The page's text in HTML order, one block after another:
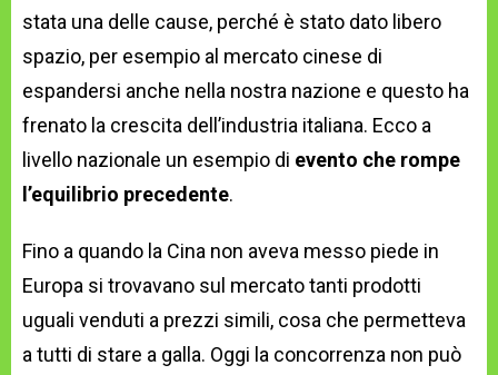
stata una delle cause, perché è stato dato libero
spazio, per esempio al mercato cinese di
espandersi anche nella nostra nazione e questo ha
frenato la crescita dell’industria italiana. Ecco a
livello nazionale un esempio di evento che rompe
l’equilibrio precedente.
Fino a quando la Cina non aveva messo piede in
Europa si trovavano sul mercato tanti prodotti
uguali venduti a prezzi simili, cosa che permetteva
a tutti di stare a galla. Oggi la concorrenza non può